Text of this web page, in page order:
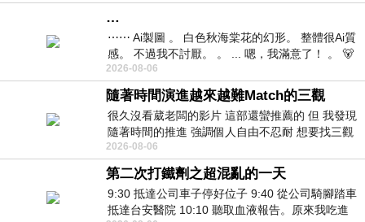
…
⋯⋯ Ai製圖 。 白色秋海棠花的幻形。 整體很Ai質
感。 不過我不討厭。 。 ... 嗯，我滿意了！ 。 🐻
昨中
2026-08-06
隨著時間演進越來越難Match的三觀
很久沒看葳老闆的影片 這部還蠻推薦的 但 我發現
隨著時間的推進 強調個人自由不忍耐 想要找三觀
接近的不要說對象 連朋友都超
2026-08-06
第二次打鐵劑之超混亂的一天
9:30 抵達公司車子停好位子 9:40 從公司騎腳踏車
抵達台安醫院 10:10 聽取血液報告。原來我吃進